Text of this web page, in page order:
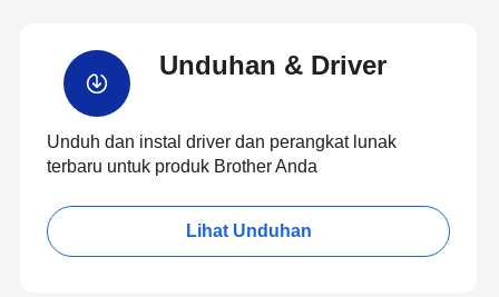
Unduhan & Driver
Unduh dan instal driver dan perangkat lunak
terbaru untuk produk Brother Anda
Lihat Unduhan